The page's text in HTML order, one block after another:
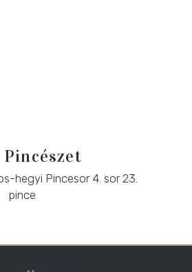
Pincészet
hegyi Pincesor 4. sor 23.
pince